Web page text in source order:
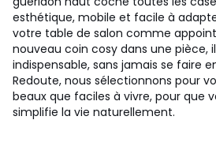
esthétique, mobile et facile à
votre table de salon comme appoint
nouveau coin cosy dans une pièce,
indispensable, sans jamais se faire
Redoute, nous sélectionnons pour
beaux que faciles à vivre, pour que
simplifie la vie naturellement.